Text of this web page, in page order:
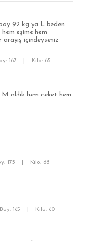
92 kg ya L beden
eşime hem
arayış içindeyseniz
167 Kilo: 65
aldık hem ceket hem
175 Kilo: 68
Boy: 165 Kilo: 60